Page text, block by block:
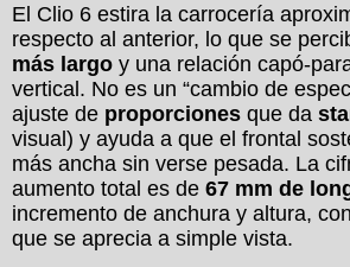
El Clio 6 estira la carrocería
respecto al anterior, lo que se
más largo y una relación capó-
vertical. No es un “cambio de
ajuste de proporciones que da
visual) y ayuda a que el frontal
más ancha sin verse pesada. La
aumento total es de 67 mm de
incremento de anchura y altura,
que se aprecia a simple vista.